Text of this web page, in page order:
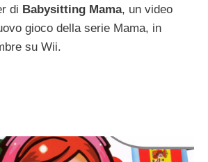
di Babysitting Mama, un video
gioco della serie Mama, in
su Wii.